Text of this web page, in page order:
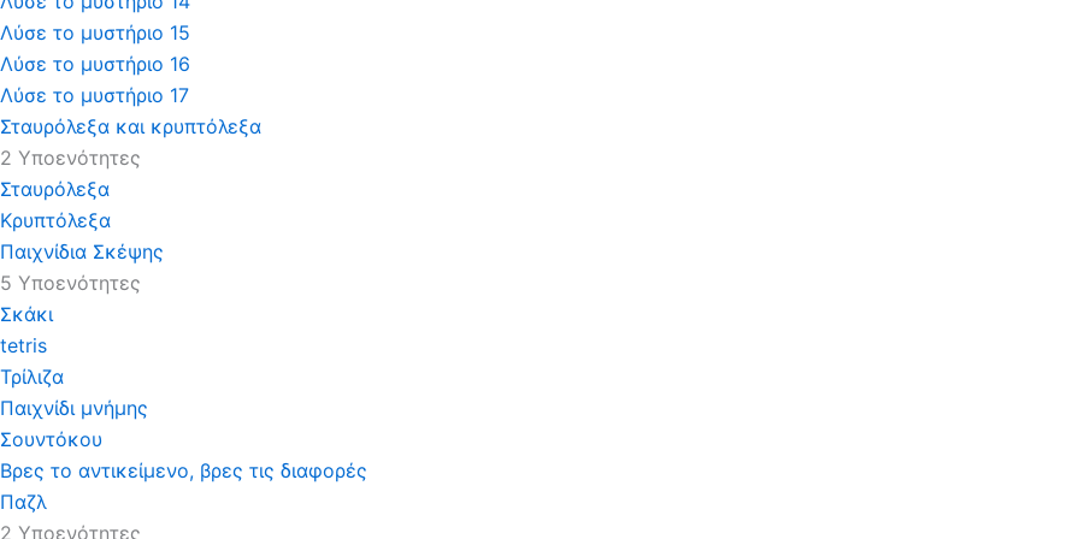
Λύσε το μυστήριο 15
Λύσε το μυστήριο 16
Λύσε το μυστήριο 17
Σταυρόλεξα και κρυπτόλεξα
2 Υποενότητες
Σταυρόλεξα
Κρυπτόλεξα
Παιχνίδια Σκέψης
5 Υποενότητες
Σκάκι
tetris
Τρίλιζα
Παιχνίδι μνήμης
Σουντόκου
Βρες το αντικείμενο, βρες τις διαφορές
Παζλ
2 Υποενότητες